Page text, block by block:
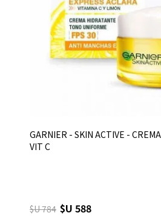
GARNIER - SKIN ACTIVE -
VIT C
$U 784 $U 588